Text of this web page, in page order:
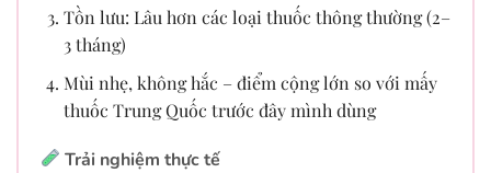
Tồn lưu: Lâu hơn các loại thuốc thông thường (2–
3 tháng)
Mùi nhẹ, không hắc – điểm cộng lớn so với mấy
thuốc Trung Quốc trước đây mình dùng
Trải nghiệm thực tế